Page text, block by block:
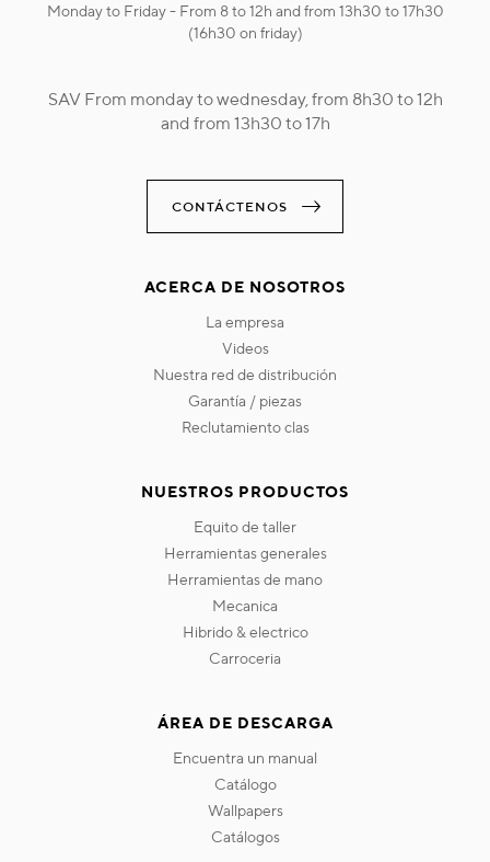
Monday to Friday - From 8 to 12h and from 13h30 to 17h30
(16h30 on friday)
SAV From monday to wednesday, from 8h30 to 12h
and from 13h30 to 17h
CONTÁCTENOS
ACERCA DE NOSOTROS
la empresa
videos
nuestra red de distribución
garantía / piezas
reclutamiento clas
NUESTROS PRODUCTOS
equito de taller
herramientas generales
herramientas de mano
mecanica
hibrido & electrico
carroceria
ÁREA DE DESCARGA
encuentra un manual
catálogo
wallpapers
catálogos